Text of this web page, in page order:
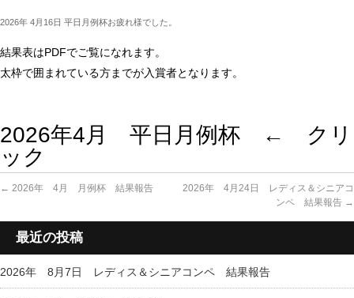
2026年 4月16日 平日月例杯お疲れ様でした。
結果表はPDFでご覧になれます。
太枠で囲まれている方までが入賞者となります。
2026年4月 平日月例杯 ← クリ
ック
← 2026年 4月 月例杯 結果報告
2026年 4月24日 レディス＆シニアコ
ンペ 結果報告 →
最近の投稿
2026年 8月7日 レディス＆シニアコンペ 結果報告